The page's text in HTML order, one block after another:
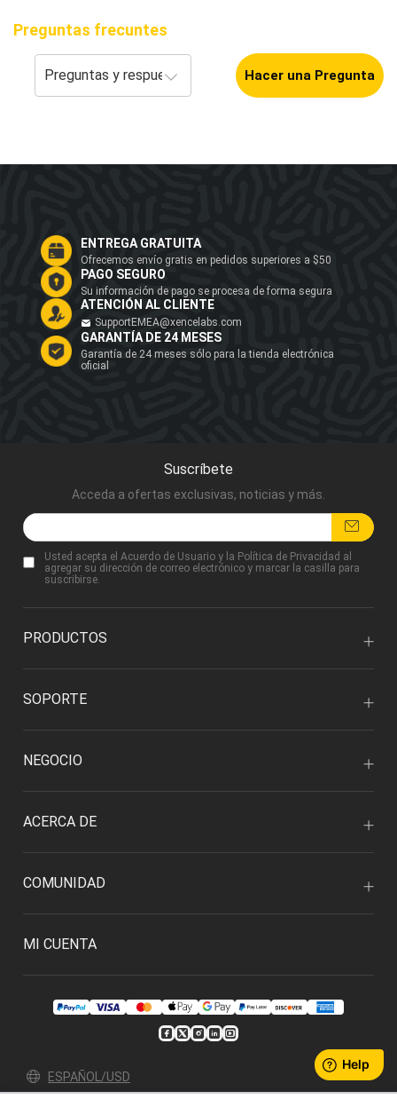
Preguntas frecuntes
Hacer una Pregunta
ENTREGA GRATUITA
Ofrecemos envío gratis en pedidos superiores a $50
PAGO SEGURO
Su información de pago se procesa de forma segura
ATENCIÓN AL CLIENTE
SupportEMEA@xencelabs.com
GARANTÍA DE 24 MESES
Garantía de 24 meses sólo para la tienda electrónica
oficial
Suscríbete
Acceda a ofertas exclusivas, noticias y más.
Usted acepta el Acuerdo de Usuario y la Política de Privacidad al
agregar su dirección de correo electrónico y marcar la casilla para
suscribirse.
PRODUCTOS
SOPORTE
NEGOCIO
ACERCA DE
COMUNIDAD
MI CUENTA
ESPAÑOL/USD